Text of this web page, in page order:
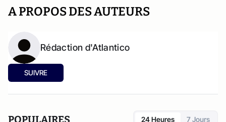
A PROPOS DES AUTEURS
Rédaction d'Atlantico
SUIVRE
POPULAIRES 24 Heures 7 Jours